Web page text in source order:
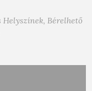
Helyszínek, Bérelhető